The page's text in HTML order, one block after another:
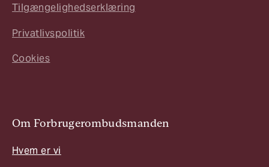
Tilgængelighedserklæring
Privatlivspolitik
Cookies
Om Forbrugerombudsmanden
Hvem er vi